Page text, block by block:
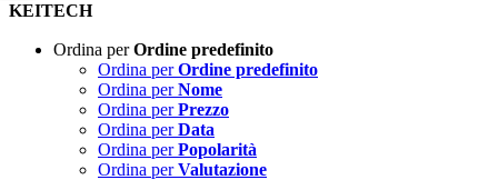
KEITECH
Ordina perOrdine predefinito
Ordina perOrdine predefinito
Ordina perNome
Ordina perPrezzo
Ordina perData
Ordina perPopolarità
Ordina perValutazione